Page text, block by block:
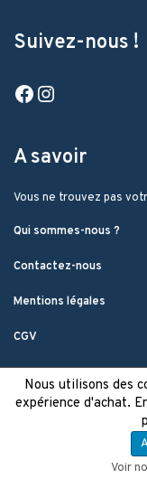
Suivez-nous !
Facebook
A savoir
Vous ne trouvez pas
Qui sommes-nous ?
Contactez-nous
Mentions légales
CGV
Nous utilisons des
expérience d'achat.
Voir